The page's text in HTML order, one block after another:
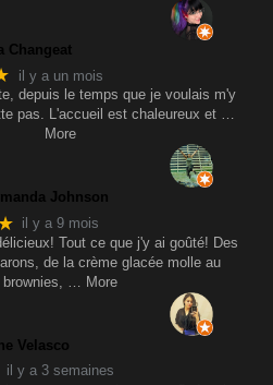
Changeat
il y a un mois
depuis le temps que je voulais m'y
pas. L'accueil est chaleureux et …
More
Johnson
il y a 9 mois
Tout ce que j'y ai goûté! Des
de la crème glacée molle au
brownies,
… More
Velasco
il y a 3 semaines